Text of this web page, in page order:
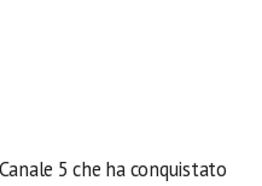
5 che ha conquistato